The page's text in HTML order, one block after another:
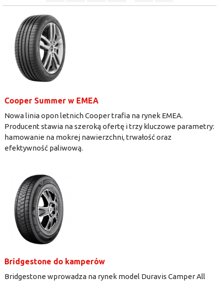
Cooper Summer w EMEA
Nowa linia opon letnich Cooper trafia na rynek EMEA.
Producent stawia na szeroką ofertę i trzy kluczowe parametry:
hamowanie na mokrej nawierzchni, trwałość oraz
efektywność paliwową.
Bridgestone do kamperów
Bridgestone wprowadza na rynek model Duravis Camper All